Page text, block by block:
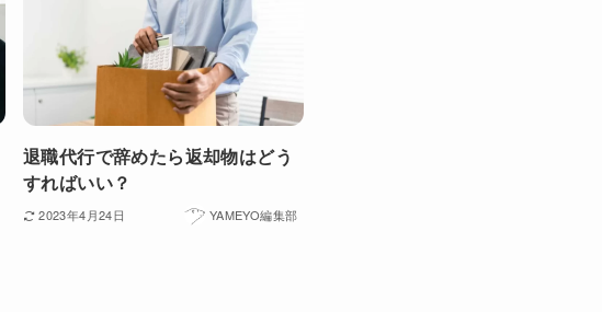
退職代行で辞めたら返却物はどう
すればいい？
2023年4月24日 YAMEYO編集部